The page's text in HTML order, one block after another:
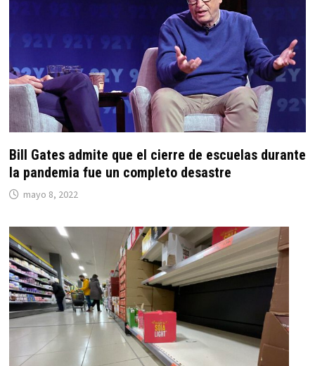
Bill Gates admite que el cierre de escuelas durante
la pandemia fue un completo desastre
mayo 8, 2022